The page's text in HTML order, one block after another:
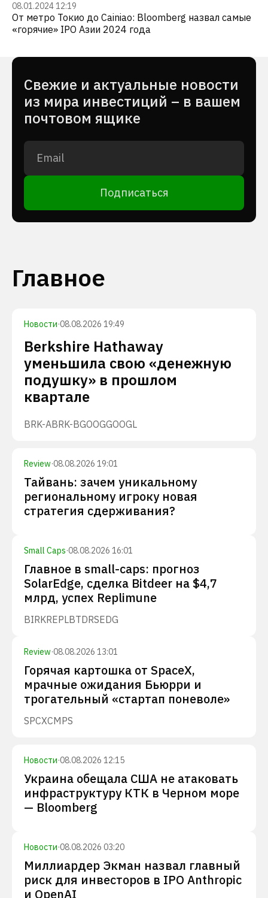
08.01.2024 12:19
От метро Токио до Cainiao: Bloomberg назвал самые
«горячие» IPO Азии 2024 года
Cвежие и актуальные новости
из мира инвестиций – в вашем
почтовом ящике
Подписаться
Главное
Новости·08.08.2026 19:49
Berkshire Hathaway
уменьшила свою «денежную
подушку» в прошлом
квартале
BRK-ABRK-BGOOGGOOGL
Review·08.08.2026 19:01
Тайвань: зачем уникальному
региональному игроку новая
стратегия сдерживания?
Small Caps·08.08.2026 16:01
Главное в small-caps: прогноз
SolarEdge, сделка Bitdeer на $4,7
млрд, успех Replimune
BIRKREPLBTDRSEDG
Review·08.08.2026 13:01
Горячая картошка от SpaceX,
мрачные ожидания Бьюрри и
трогательный «стартап поневоле»
SPCXCMPS
Новости·08.08.2026 12:15
Украина обещала США не атаковать
инфраструктуру КТК в Черном море
— Bloomberg
Новости·08.08.2026 03:20
Миллиардер Экман назвал главный
риск для инвесторов в IPO Anthropic
и OpenAI